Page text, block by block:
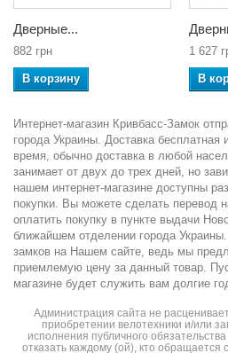
Дверные...
882 грн
В корзину
1 627
В
Интернет-магазин Кривбасс-Замок
города Украины. Доставка
время, обычно доставка в любой
занимает от двух до трех дней, но
нашем интернет-магазине доступны
покупки. Вы можете сделать перевод
оплатить покупку в пункте выдачи
ближайшем отделении города
замков на Нашем сайте, ведь мы
приемлемую цену за данный товар.
магазине будет служить вам долгие
Администрация сайта не
приобретении велотехники и/или
исполнения публичного
отказать каждому (ой), кто обращается